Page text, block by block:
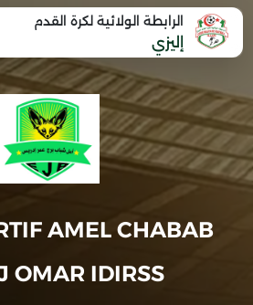
الرابطة الولائية لكرة القدم
إليزي
AMEL CHABAB
OMAR IDIRSS